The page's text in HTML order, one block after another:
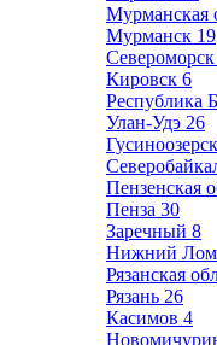
Мурманская
Мурманск 19
Североморск
Кировск 6
Республика
Улан-Удэ 26
Гусиноозерск
Пензенская
Пенза 30
Заречный 8
Нижний
Рязанская
Рязань 26
Касимов 4